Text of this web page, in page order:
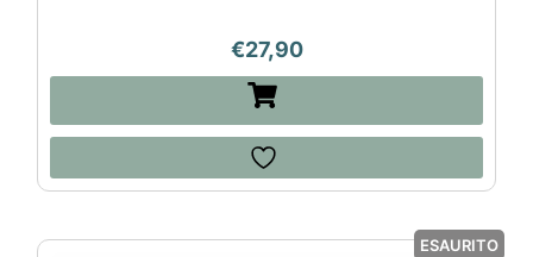
€27,90
ESAURITO